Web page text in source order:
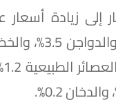
إلى زيادة